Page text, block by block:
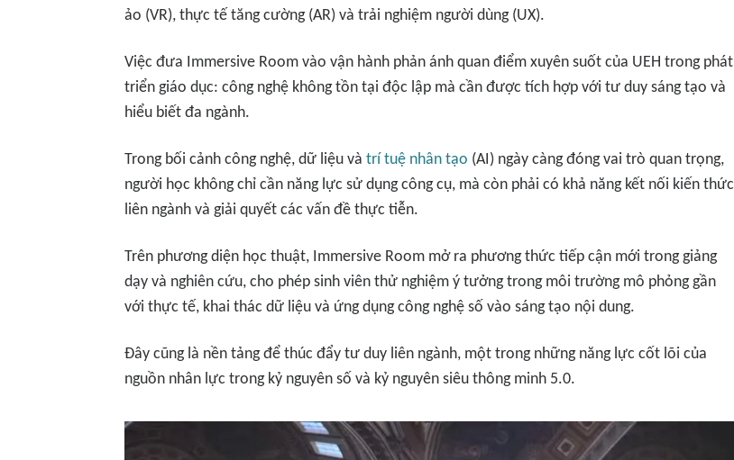
ảo (VR), thực tế tăng cường (AR) và trải nghiệm người dùng (UX).
Việc đưa Immersive Room vào vận hành phản ánh quan điểm xuyên suốt của UEH trong phát
triển giáo dục: công nghệ không tồn tại độc lập mà cần được tích hợp với tư duy sáng tạo và
hiểu biết đa ngành.
Trong bối cảnh công nghệ, dữ liệu và trí tuệ nhân tạo (AI) ngày càng đóng vai trò quan trọng,
người học không chỉ cần năng lực sử dụng công cụ, mà còn phải có khả năng kết nối kiến thức
liên ngành và giải quyết các vấn đề thực tiễn.
Trên phương diện học thuật, Immersive Room mở ra phương thức tiếp cận mới trong giảng
dạy và nghiên cứu, cho phép sinh viên thử nghiệm ý tưởng trong môi trường mô phỏng gần
với thực tế, khai thác dữ liệu và ứng dụng công nghệ số vào sáng tạo nội dung.
Đây cũng là nền tảng để thúc đẩy tư duy liên ngành, một trong những năng lực cốt lõi của
nguồn nhân lực trong kỷ nguyên số và kỷ nguyên siêu thông minh 5.0.